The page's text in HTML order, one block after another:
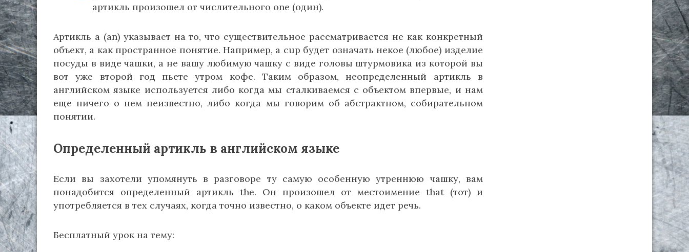
артикль произошел от числительного one (один).
Артикль a (an) указывает на то, что существительное рассматривается не как конкретный
объект, а как пространное понятие. Например, a cup будет означать некое (любое) изделие
посуды в виде чашки, а не вашу любимую чашку с виде головы штурмовика из которой вы
вот уже второй год пьете утром кофе. Таким образом, неопределенный артикль в
английском языке используется либо когда мы сталкиваемся с объектом впервые, и нам
еще ничего о нем неизвестно, либо когда мы говорим об абстрактном, собирательном
понятии.
Определенный артикль в английском языке
Если вы захотели упомянуть в разговоре ту самую особенную утреннюю чашку, вам
понадобится определенный артикль the. Он произошел от местоимение that (тот) и
употребляется в тех случаях, когда точно известно, о каком объекте идет речь.
Бесплатный урок на тему: